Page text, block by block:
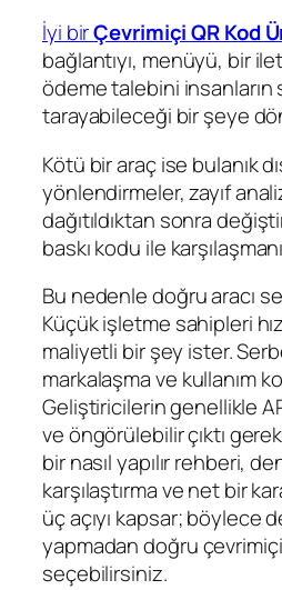
İyi birÇevrimiçi QR Kod
bağlantıyı, menüyü, bir
ödeme talebini
tarayabileceği bir şeye
Kötü bir araç ise bulanık
yönlendirmeler, zayıf
dağıtıldıktan sonra
baskı kodu ile
Bu nedenle doğru aracı
Küçük işletme sahipleri
maliyetli bir şey ister.
markalaşma ve kullanım
Geliştiricilerin genellikle
ve öngörülebilir çıktı
bir nasıl yapılır rehberi,
karşılaştırma ve net bir
üç açıyı kapsar; böylece
yapmadan doğru
seçebilirsiniz.